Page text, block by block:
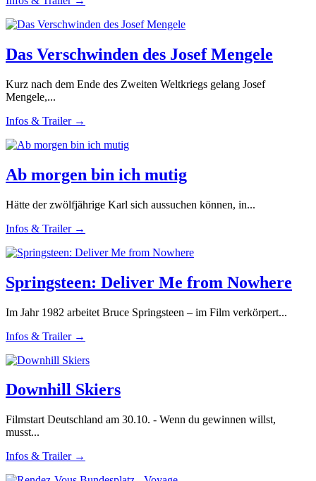
Das Verschwinden des Josef Mengele
Kurz nach dem Ende des Zweiten Weltkriegs gelang Josef
Mengele,...
Infos & Trailer →
Ab morgen bin ich mutig
Hätte der zwölfjährige Karl sich aussuchen können, in...
Infos & Trailer →
Springsteen: Deliver Me from Nowhere
Im Jahr 1982 arbeitet Bruce Springsteen – im Film verkörpert...
Infos & Trailer →
Downhill Skiers
Filmstart Deutschland am 30.10. - Wenn du gewinnen willst,
musst...
Infos & Trailer →